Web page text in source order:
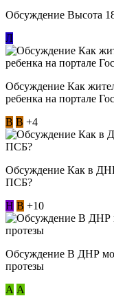
Обсуждение Высота
Л
Обсуждение Как
ребенка на портале
В В +4
Обсуждение Как в
ПСБ?
Н В +10
Обсуждение В ДНР
протезы
А А